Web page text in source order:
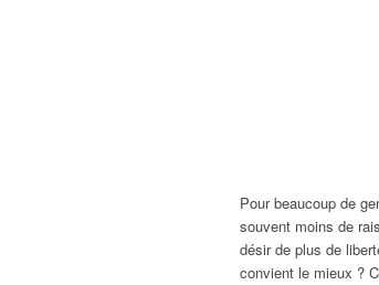
Pour beaucoup de
souvent moins de
désir de plus de
convient le mieux ?